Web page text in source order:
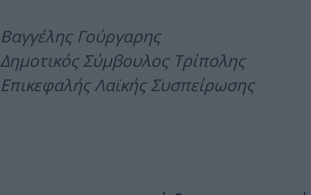
Βαγγέλης Γούργαρης
Δημοτικός Σύμβουλος Τρίπολης
Επικεφαλής Λαϊκής Συσπείρωσης